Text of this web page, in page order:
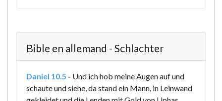
Bible en allemand - Schlachter
Daniel 10.5 - Und ich hob meine Augen auf und
schaute und siehe, da stand ein Mann, in Leinwand